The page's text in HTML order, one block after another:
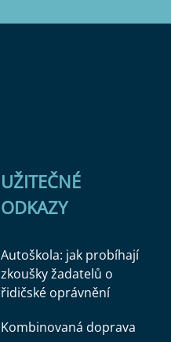
UŽITEČNÉ
ODKAZY
Autoškola: jak probíhají
zkoušky žadatelů o
řidičské oprávnění
Kombinovaná doprava